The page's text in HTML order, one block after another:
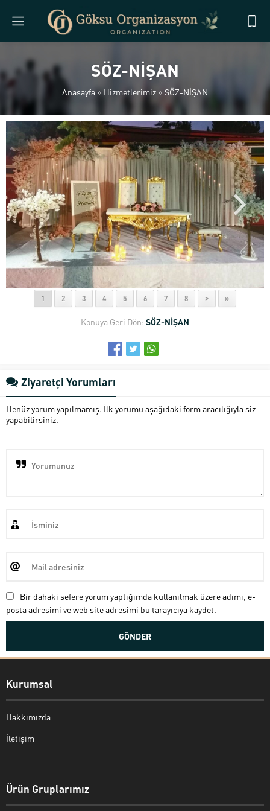
SÖZ-NİŞAN
Anasayfa »Hizmetlerimiz » SÖZ-NİŞAN
1 2 3 4 5 6 7 8 > »
Konuya Geri Dön: SÖZ-NİŞAN
Ziyaretçi Yorumları
Henüz yorum yapılmamış. İlk yorumu aşağıdaki form aracılığıyla siz
yapabilirsiniz.
Bir dahaki sefere yorum yaptığımda kullanılmak üzere adımı, e-
posta adresimi ve web site adresimi bu tarayıcıya kaydet.
Kurumsal
Hakkımızda
İletişim
Ürün Gruplarımız